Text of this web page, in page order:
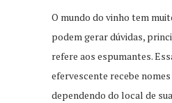
O mundo do vinho tem
podem gerar dúvidas,
refere aos espumantes.
efervescente recebe
dependendo do local de